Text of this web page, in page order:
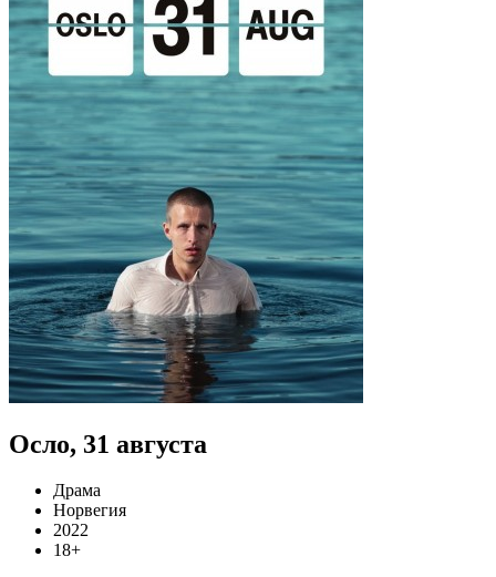
Осло, 31 августа
Драма
Норвегия
2022
18+